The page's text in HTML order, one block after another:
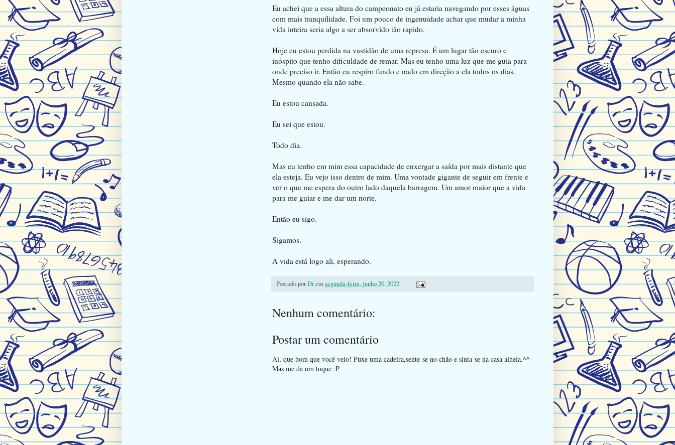
Eu achei que a essa altura do campeonato eu já estaria navegando por esses águas
com mais tranquilidade. Foi um pouco de ingenuidade achar que mudar a minha
vida inteira seria algo a ser absorvido tão rapido.
Hoje eu estou perdida na vastidão de uma represa. É um lugar tão escuro e
inóspito que tenho dificuldade de remar. Mas eu tenho uma luz que me guia para
onde preciso ir. Então eu respiro fundo e nado em direção a ela todos os dias.
Mesmo quando ela não sabe.
Eu estou cansada.
Eu sei que estou.
Todo dia.
Mas eu tenho em mim essa capacidade de enxergar a saída por mais distante que
ela esteja. Eu vejo isso dentro de mim. Uma vontade gigante de seguir em frente e
ver o que me espera do outro lado daquela barragem. Um amor maior que a vida
para me guiar e me dar um norte.
Então eu sigo.
Sigamos.
A vida está logo ali, esperando.
Postado porDi emsegunda-feira, junho 20, 2022
Nenhum comentário:
Postar um comentário
Ai, que bom que você veio! Puxe uma cadeira,sente-se no chão e sinta-se na casa alheia.^^
Mas me da um toque :P